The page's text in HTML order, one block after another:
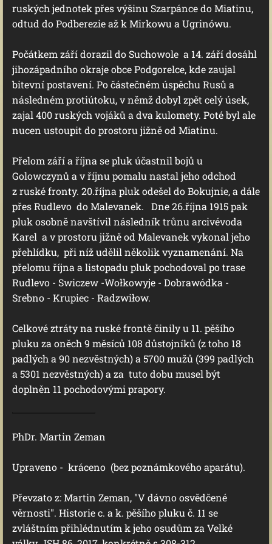
ruských jednotek přes výšinu Szarpánce do Miatinu,
odtud do Podberezie až k Mirkowu a Ugrinówu.
Počátkem září dorazil do Suchowole a 14. září dosáhl
jihozápadního okraje obce Podgorelce, kde zaujal
bitevní postavení. Po částečném úspěchu Rusů a
následném protiútoku, v němž dobyl zpět celý úsek,
zajal 400 ruských vojáků a dva kulomety. Poté byl ale
nucen ustoupit do prostoru jižně od Miatinu.
Přelom září a října se pluk účastnil bojů u
Golowczynů a v říjnu pomalu nastal jeho odchod
z ruské fronty. 20.října pluk odešel do Bokujnie, a dále
přes Rudlevo do Malevanek. Dne 26.října 1915 pak
pluk osobně navštívil následník trůnu arcivévoda
Karel a v prostoru jižně od Malevanek vykonal jeho
přehlídku, při níž udělil několik vyznamenání. Na
přelomu října a listopadu pluk pochodoval po trase
Rudlevo - Swiczew -Wołkowyje - Dobrawódka -
Srebno - Krupiec - Radzwiłow.
Celkové ztráty na ruské frontě činily u 11. pěšího
pluku za oněch 9 měsíců 108 důstojníků (z toho 18
padlých a 90 nezvěstných) a 5700 mužů (399 padlých
a 5301 nezvěstných) a za tuto dobu musel být
doplněn 11 pochodovými prapory.
PhDr. Martin Zeman
Upraveno - kráceno (bez poznámkového aparátu).
Převzato z: Martin Zeman, "V dávno osvědčené
věrnosti". Historie c. a k. pěšího pluku č. 11 se
zvláštním přihlédnutím k jeho osudům za Velké